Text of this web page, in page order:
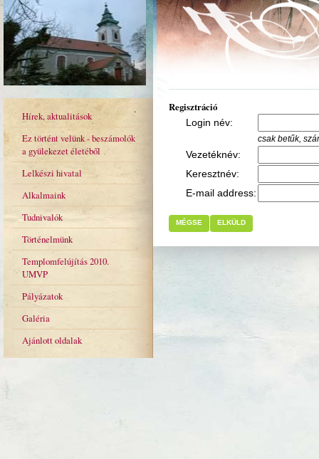
Hírek, aktualitások
Ez történt velünk - beszámolók
a gyülekezet életéből
Lelkészi hivatal
Alkalmaink
Tudnivalók
Történelmünk
Templomfelújítás 2010.
UMVP
Pályázatok
Galéria
Ajánlott oldalak
Regisztráció
Login név:
csak betűk,
Vezetéknév:
Keresztnév:
E-mail address:
MÉGSE ELKÜLD